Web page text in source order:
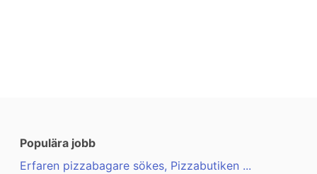
Populära jobb
Erfaren pizzabagare sökes, Pizzabutiken ...